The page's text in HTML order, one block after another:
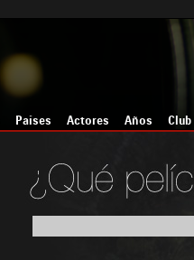
Países Actores Años Club